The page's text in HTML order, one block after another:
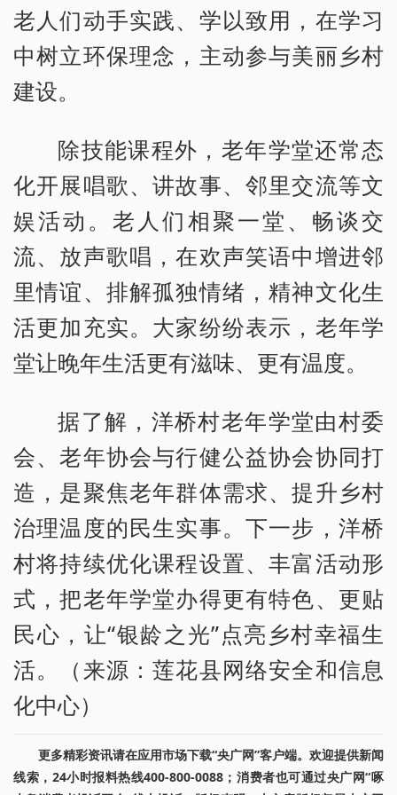
老人们动手实践、学以致用，在学习
中树立环保理念，主动参与美丽乡村
建设。
除技能课程外，老年学堂还常态
化开展唱歌、讲故事、邻里交流等文
娱活动。老人们相聚一堂、畅谈交
流、放声歌唱，在欢声笑语中增进邻
里情谊、排解孤独情绪，精神文化生
活更加充实。大家纷纷表示，老年学
堂让晚年生活更有滋味、更有温度。
据了解，洋桥村老年学堂由村委
会、老年协会与行健公益协会协同打
造，是聚焦老年群体需求、提升乡村
治理温度的民生实事。下一步，洋桥
村将持续优化课程设置、丰富活动形
式，把老年学堂办得更有特色、更贴
民心，让“银龄之光”点亮乡村幸福生
活。（来源：莲花县网络安全和信息
化中心）
更多精彩资讯请在应用市场下载“央广网”客户端。欢迎提供新闻
线索，24小时报料热线400-800-0088；消费者也可通过央广网“啄